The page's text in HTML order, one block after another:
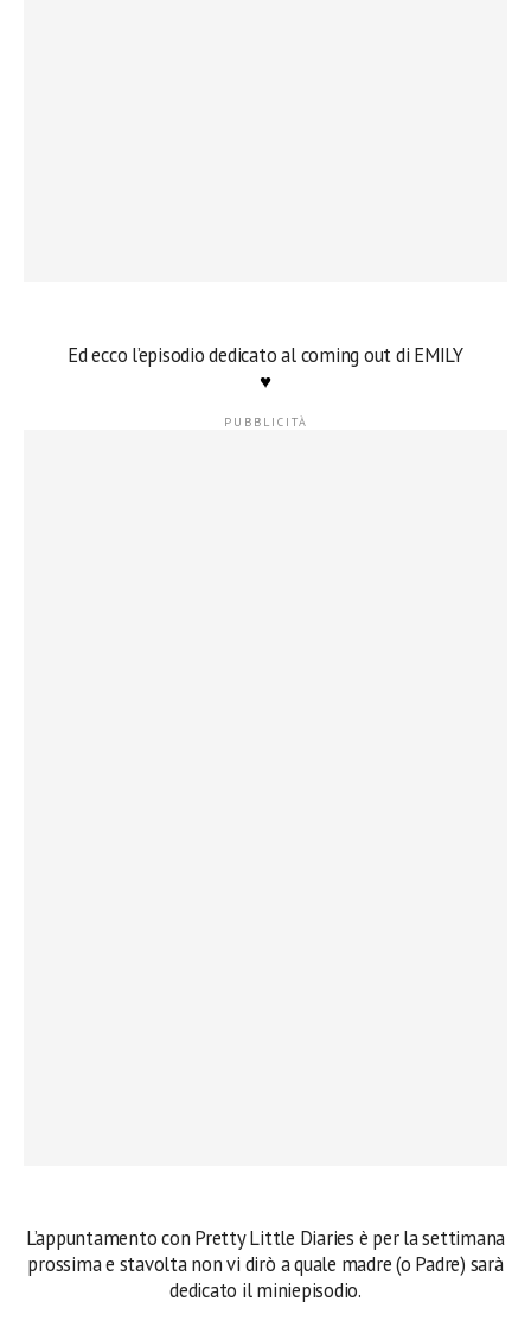
Ed ecco l’episodio dedicato al coming out di EMILY
♥
L’appuntamento con Pretty Little Diaries è per la settimana
prossima e stavolta non vi dirò a quale madre (o Padre) sarà
dedicato il miniepisodio.